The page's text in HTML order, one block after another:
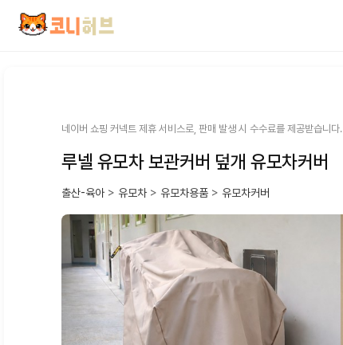
네이버 쇼핑 커넥트 제휴 서비스로, 판매 발생 시 수수료를 제공받습니다.
루넬 유모차 보관커버 덮개 유모차커버
출산-육아 > 유모차 > 유모차용품 > 유모차커버